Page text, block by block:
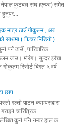
फुटबल संघ (एन्फा) समेत
मात्र ठाउँ गोकुलम , अब
साथमा ( फिचर भिडियो )
पर्ने ठाउँ , पारिवारिक
जाउ। मोरंग। सुन्दर हरैचा
गोकुलम रिसोर्ट बिगत ५ वर्ष
छाप
गल्ती पाटन क्याम्पसद्वारा
गराइने चारित्रिक
कुनै पनि नम्वर हाल क...